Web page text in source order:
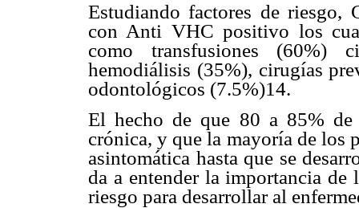
Estudiando factores de riesgo,
con Anti VHC positivo los
como transfusiones (60%)
hemodiálisis (35%), cirugías
odontológicos (7.5%)14.
El hecho de que 80 a 85% de
crónica, y que la mayoría de los
asintomática hasta que se
da a entender la importancia
riesgo para desarrollar al